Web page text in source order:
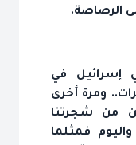
الرصاصة.
إسرائيل في
ومرة أخرى
من شجرتنا
واليوم فمثلما